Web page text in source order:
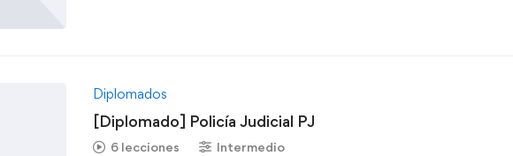
Diplomados
[Diplomado] Policía Judicial PJ
6 lecciones Intermedio